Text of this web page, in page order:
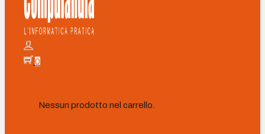
0
Nessun prodotto nel carrello.